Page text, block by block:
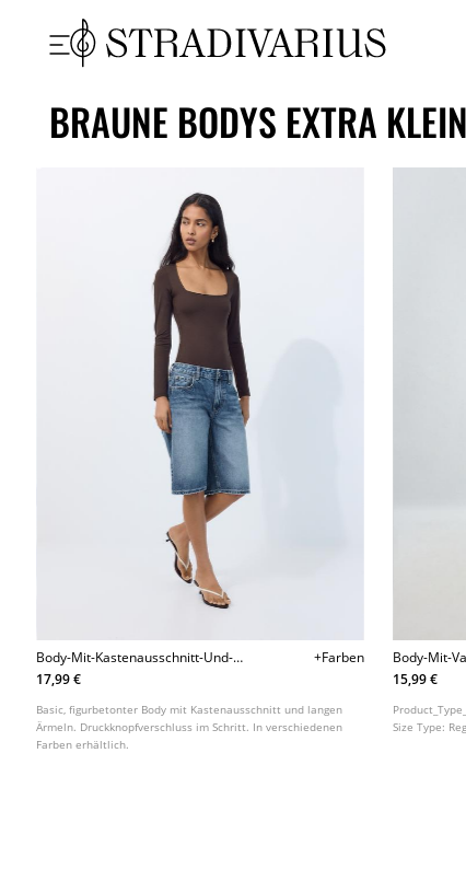
BRAUNE BODYS EXTRA KLEIN
Body-Mit-Kastenausschnitt-Und-
Langen-Armeln
+Farben
17,99 €
Basic, figurbetonter Body mit Kastenausschnitt und langen
Ärmeln. Druckknopfverschluss im Schritt. In verschiedenen
Farben erhältlich.
Body-Mit-
15,99 €
Size Type: